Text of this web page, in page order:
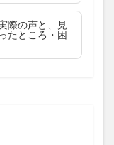
際の声と、見
たところ・困